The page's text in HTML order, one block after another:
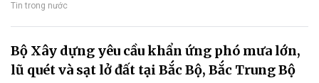
Tin trong nước
Bộ Xây dựng yêu cầu khẩn ứng phó mưa lớn,
lũ quét và sạt lở đất tại Bắc Bộ, Bắc Trung Bộ